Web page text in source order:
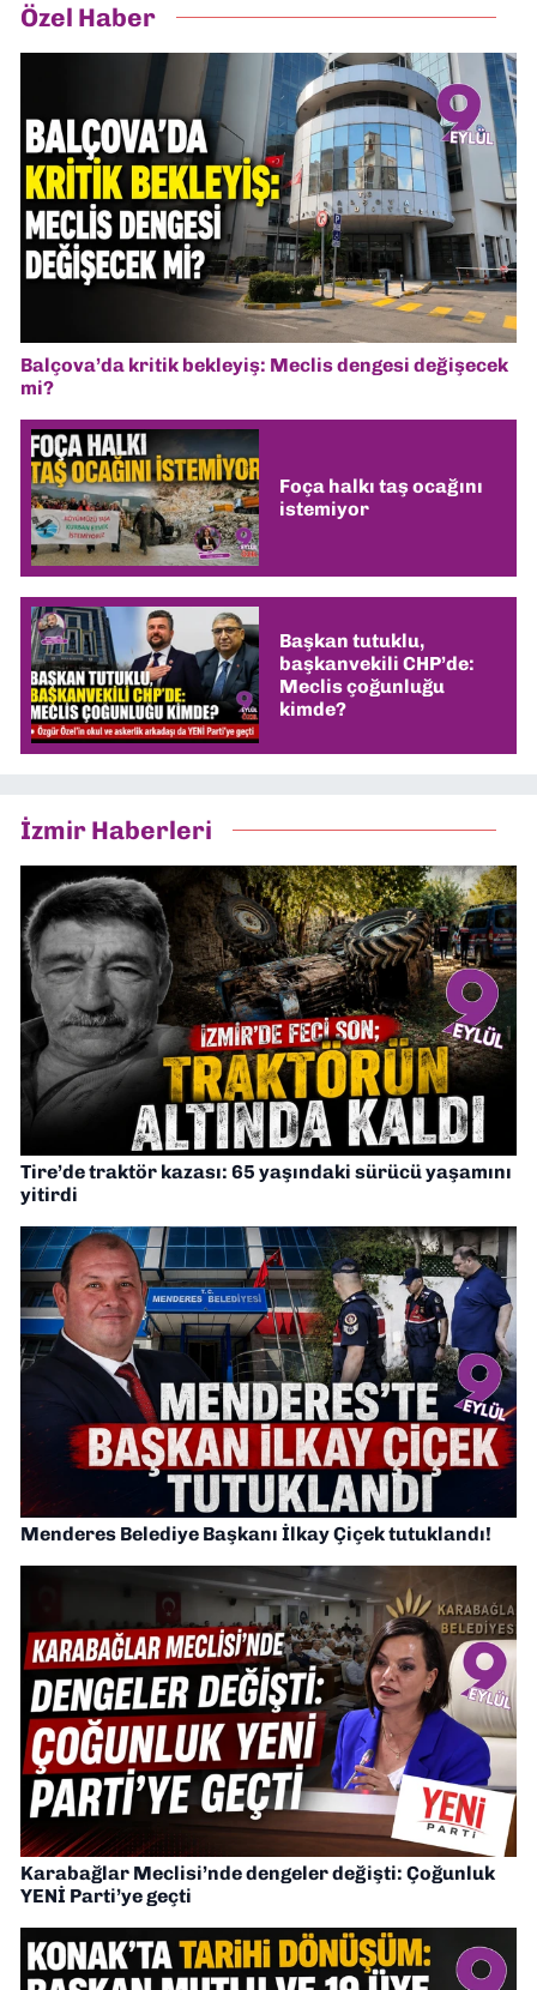
Özel Haber
Balçova’da kritik bekleyiş: Meclis dengesi değişecek
mi?
Foça halkı taş ocağını
istemiyor
Başkan tutuklu,
başkanvekili CHP’de:
Meclis çoğunluğu
kimde?
İzmir Haberleri
Tire’de traktör kazası: 65 yaşındaki sürücü yaşamını
yitirdi
Menderes Belediye Başkanı İlkay Çiçek tutuklandı!
Karabağlar Meclisi’nde dengeler değişti: Çoğunluk
YENİ Parti’ye geçti